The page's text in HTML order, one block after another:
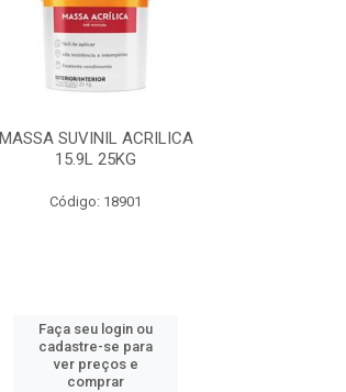
MASSA SUVINIL ACRILICA
15.9L 25KG
Código: 18901
Faça seu login ou
cadastre-se para
ver preços e
comprar